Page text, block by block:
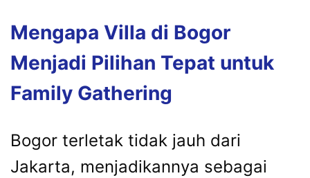
Mengapa Villa di Bogor
Menjadi Pilihan Tepat untuk
Family Gathering
Bogor terletak tidak jauh dari
Jakarta, menjadikannya sebagai